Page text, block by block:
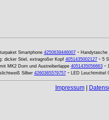
Smartphone 4250639446007- Handytasche
dicker Stiel, extragroßer Kopf 4051435002127- 5
MK2 Dorn und Austreiberlappe 4051435056663-
Silber 4260365579757- LED Leuchtmittel
Impressum|